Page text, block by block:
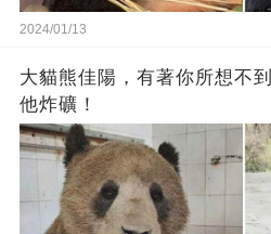
2024/01/13
大貓熊佳陽，有著你所想不
他炸礦！